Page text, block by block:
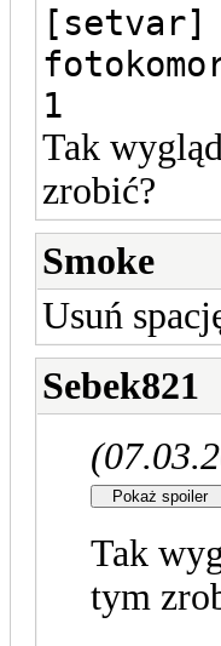
[setvar]
1
Tak
zrobić?
Smoke
Usuń
Sebek821
Tak
tym